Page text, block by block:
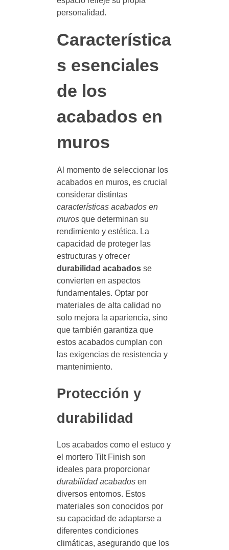
personalidad.
Característica
s esenciales
de los
acabados en
muros
Al momento de seleccionar los
acabados en muros, es crucial
considerar distintas
características acabados en
murosque determinan su
rendimiento y estética. La
capacidad de proteger las
estructuras y ofrecer
durabilidad acabadosse
convierten en aspectos
fundamentales. Optar por
materiales de alta calidad no
solo mejora la apariencia, sino
que también garantiza que
estos acabados cumplan con
las exigencias de resistencia y
mantenimiento.
Protección y
durabilidad
Los acabados como el estuco y
el mortero Tilt Finish son
ideales para proporcionar
durabilidad acabadosen
diversos entornos. Estos
materiales son conocidos por
su capacidad de adaptarse a
diferentes condiciones
climáticas, asegurando que los